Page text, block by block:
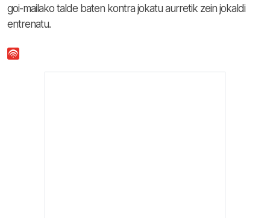
goi-mailako talde baten kontra jokatu aurretik zein jokaldi
entrenatu.